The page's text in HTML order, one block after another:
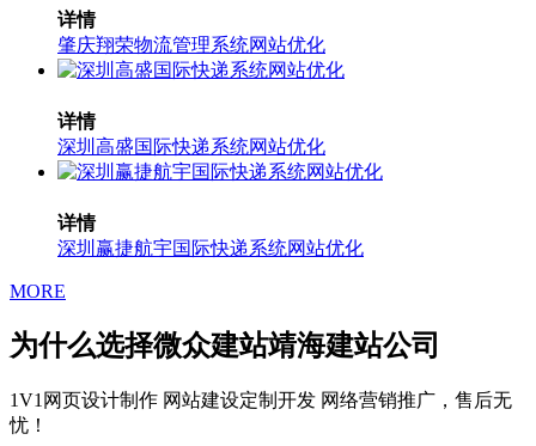
详情
肇庆翔荣物流管理系统网站优化
详情
深圳高盛国际快递系统网站优化
详情
深圳赢捷航宇国际快递系统网站优化
MORE
为什么选择微众建站靖海建站公司
1V1网页设计制作 网站建设定制开发 网络营销推广，售后无
忧！